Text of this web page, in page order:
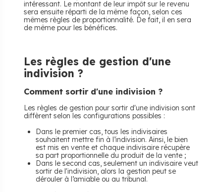
intéressant. Le montant de leur impôt sur le revenu
sera ensuite réparti de la même façon, selon ces
mêmes règles de proportionnalité. De fait, il en sera
de même pour les bénéfices.
Les règles de gestion d'une
indivision ?
Comment sortir d'une indivision ?
Les règles de gestion pour sortir d'une indivision sont
diffèrent selon les configurations possibles :
Dans le premier cas, tous les indivisaires
souhaitent mettre fin à l’indivision. Ainsi, le bien
est mis en vente et chaque indivisaire récupère
sa part proportionnelle du produit de la vente ;
Dans le second cas, seulement un indivisaire veut
sortir de l'indivision, alors la gestion peut se
dérouler à l’amiable ou au tribunal.